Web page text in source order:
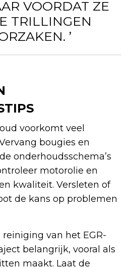
VOORDAT ZE
TRILLINGEN
’
voorkomt veel
bougies en
onderhoudsschema’s
motorolie en
kwaliteit. Versleten of
de kans op problemen
van het EGR-
belangrijk, vooral als
maakt. Laat de